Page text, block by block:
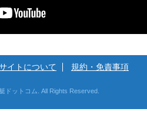
イトについて 規約・免責事項
ドットコム. All Rights Reserved.